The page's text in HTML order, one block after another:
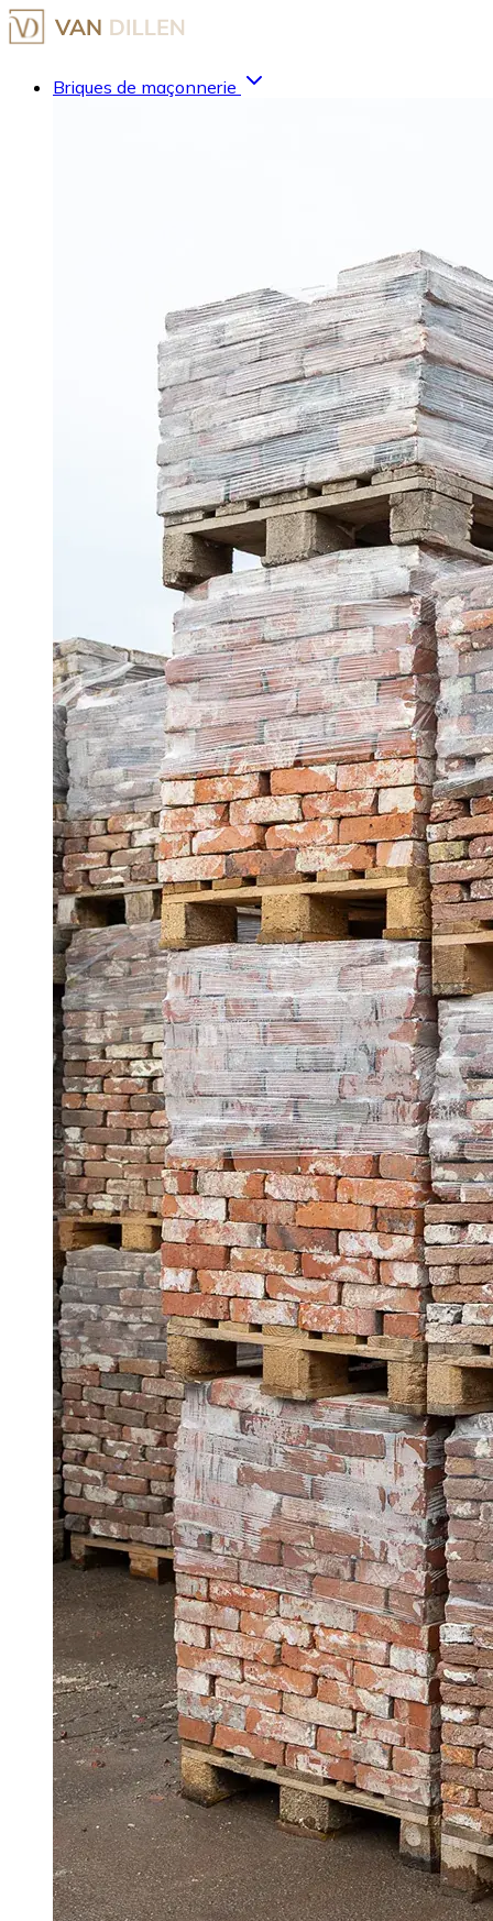
Briques de maçonnerie